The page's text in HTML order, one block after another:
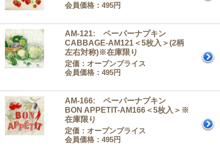
会員価格：495円
AM-121: ペーパーナプキン
CABBAGE-AM121＜5枚入＞(2柄
左右対称)※在庫限り
定価：オープンプライス
会員価格：495円
AM-166: ペーパーナプキン
BON APPETIT-AM166＜5枚入＞※
在庫限り
定価：オープンプライス
会員価格：495円